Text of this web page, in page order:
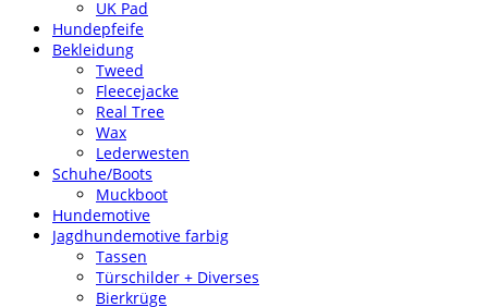
UK Pad
Hundepfeife
Bekleidung
Tweed
Fleecejacke
Real Tree
Wax
Lederwesten
Schuhe/Boots
Muckboot
Hundemotive
Jagdhundemotive farbig
Tassen
Türschilder + Diverses
Bierkrüge